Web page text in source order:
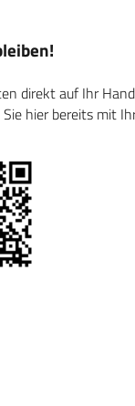
direkt auf Ihr
hier bereits mit